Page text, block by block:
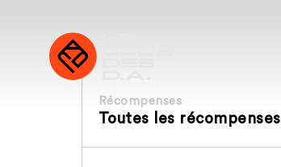
Récompenses
Toutes les récompenses